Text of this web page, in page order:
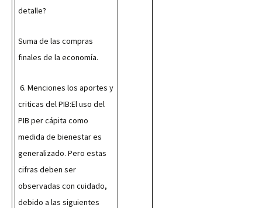
detalle?
Suma de las compras
finales de la economía.
criticas del PIB:El uso del
PIB per cápita como
medida de bienestar es
generalizado. Pero estas
cifras deben ser
observadas con cuidado,
debido a las siguientes